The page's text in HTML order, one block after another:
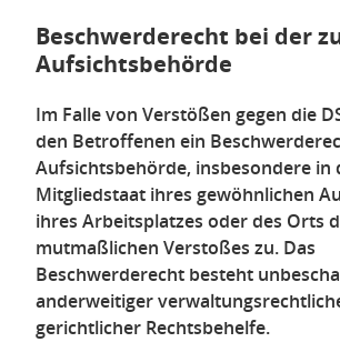
Beschwerde­recht bei der
Aufsichts­behörde
Im Falle von Verstößen gegen die
den Betroffenen ein
Aufsichtsbehörde, insbesondere in
Mitgliedstaat ihres gewöhnlichen
ihres Arbeitsplatzes oder des Orts
mutmaßlichen Verstoßes zu. Das
Beschwerderecht besteht
anderweitiger
gerichtlicher Rechtsbehelfe.